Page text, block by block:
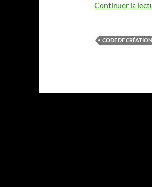
Continuer la
CODE DE CRÉATION